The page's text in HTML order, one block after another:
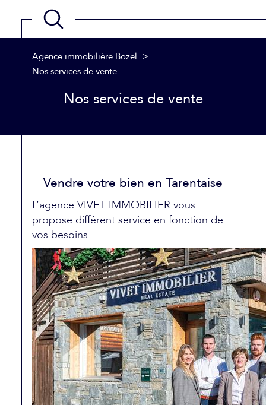
Agence immobilière Bozel
Nos services de vente
Nos services de vente
Vendre votre bien en Tarentaise
L’agence VIVET IMMOBILIER vous
propose différent service en fonction de
vos besoins.